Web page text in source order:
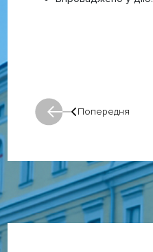
Попередня
Попередня: Попередня